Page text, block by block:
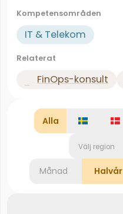
Kompetensområden
IT & Telekom
Relaterat
FinOps-konsult
Alla
Välj region
Månad Halvår